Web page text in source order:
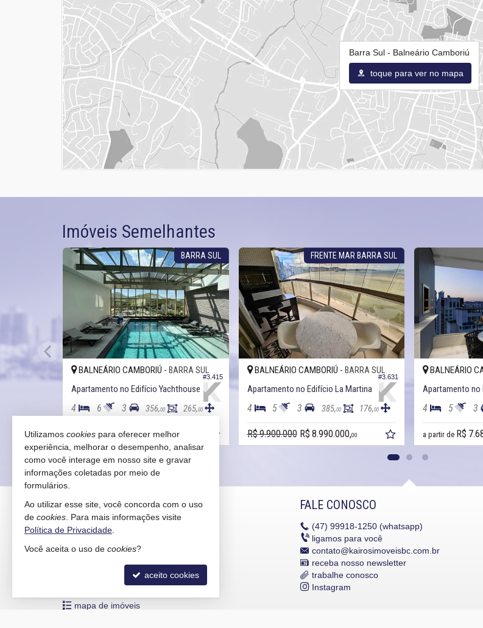
Barra Sul - Balneário Camboriú
toque para ver no mapa
Imóveis Semelhantes
BARRA SUL
#3.415
BALNEÁRIO CAMBORIÚ - BARRA SUL
Apartamento no Edifício Yachthouse
4 6 3 356,00 265,00
R$ 10.900.000,00
FRENTE MAR BARRA SUL
#3.631
BALNEÁRIO CAMBORIÚ - BARRA SUL
Apartamento no Edifício La Martina
4 5 3 385,00 176,00
R$ 9.900.000 R$ 8.990.000,00
BALNEÁRIO
4 5 3
a partir de R$
KAIRÓS IMÓVEIS
Rua 1121, 100
Balneário Camboriú /
mapa google
indicadores financeiros
mapa de imóveis
FALE CONOSCO
(47) 99918-1250 (whatsapp)
ligamos para você
contato@kairosimoveisbc.com.br
receba nosso newsletter
trabalhe conosco
Instagram
Utilizamos cookies para oferecer melhor
experiência, melhorar o desempenho, analisar
como você interage em nosso site e gravar
informações coletadas por meio de
formulários.
Ao utilizar esse site, você concorda com o uso
de cookies . Para mais informações visite
Política de Privacidade
Você aceita o uso de cookies?
aceito cookies